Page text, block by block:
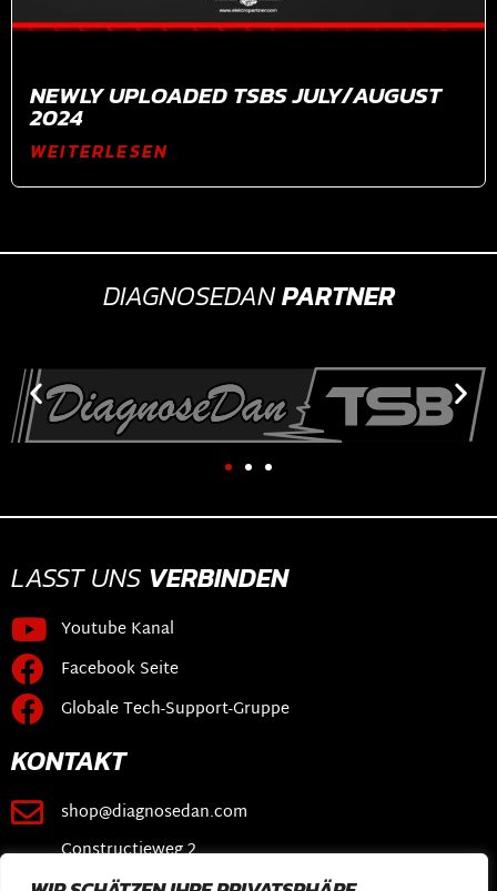
NEWLY UPLOADED TSBS JULY/AUGUST
2024
WEITERLESEN
DIAGNOSEDANPARTNER
LASST UNS VERBINDEN
Youtube Kanal
Facebook Seite
Globale Tech-Support-Gruppe
KONTAKT
shop@diagnosedan.com
Constructieweg 2
3641 SB Mijdrecht